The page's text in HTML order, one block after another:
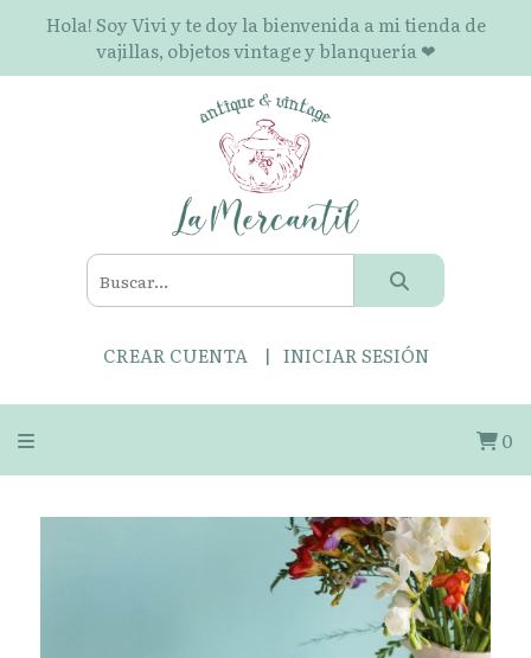
Hola! Soy Vivi y te doy la bienvenida a mi tienda de
vajillas, objetos vintage y blanquería ❤
CREAR CUENTA INICIAR SESIÓN
0